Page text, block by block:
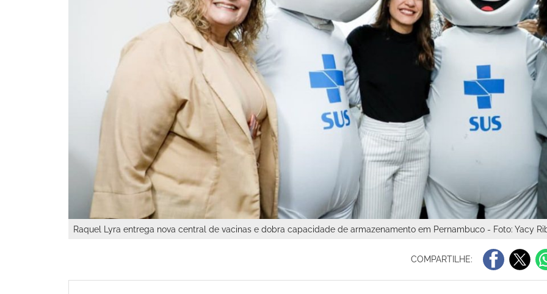
Raquel Lyra entrega nova central de vacinas e dobra capacidade de armazenamento em Pernambuco - Foto: Yacy
COMPARTILHE: